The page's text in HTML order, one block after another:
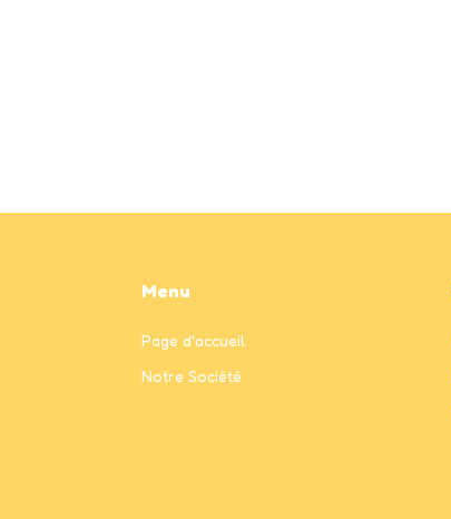
Menu
Page d'accueil
Notre Société